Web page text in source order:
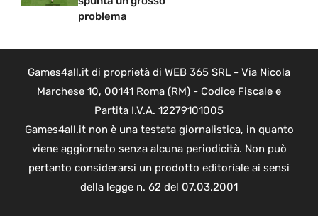
problema
Games4all.it di proprietà di WEB 365 SRL - Via Nicola
Marchese 10, 00141 Roma (RM) - Codice Fiscale e
Partita I.V.A. 12279101005
Games4all.it non è una testata giornalistica, in quanto
viene aggiornato senza alcuna periodicità. Non può
pertanto considerarsi un prodotto editoriale ai sensi
della legge n. 62 del 07.03.2001